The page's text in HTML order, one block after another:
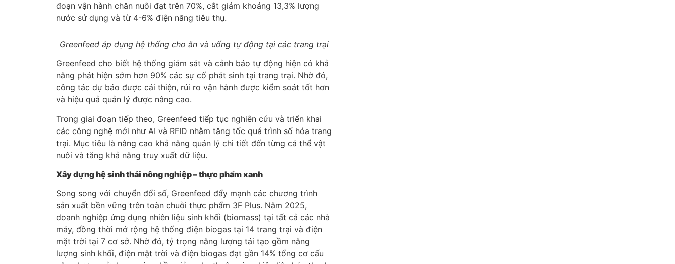
đoạn vận hành chăn nuôi đạt trên 70%, cắt giảm khoảng 13,3% lượng
nước sử dụng và từ 4-6% điện năng tiêu thụ.
Greenfeed áp dụng hệ thống cho ăn và uống tự động tại các trang trại
Greenfeed cho biết hệ thống giám sát và cảnh báo tự động hiện có khả
năng phát hiện sớm hơn 90% các sự cố phát sinh tại trang trại. Nhờ đó,
công tác dự báo được cải thiện, rủi ro vận hành được kiểm soát tốt hơn
và hiệu quả quản lý được nâng cao.
Trong giai đoạn tiếp theo, Greenfeed tiếp tục nghiên cứu và triển khai
các công nghệ mới như AI và RFID nhằm tăng tốc quá trình số hóa trang
trại. Mục tiêu là nâng cao khả năng quản lý chi tiết đến từng cá thể vật
nuôi và tăng khả năng truy xuất dữ liệu.
Xây dựng hệ sinh thái nông nghiệp – thực phẩm xanh
Song song với chuyển đổi số, Greenfeed đẩy mạnh các chương trình
sản xuất bền vững trên toàn chuỗi thực phẩm 3F Plus. Năm 2025,
doanh nghiệp ứng dụng nhiên liệu sinh khối (biomass) tại tất cả các nhà
máy, đồng thời mở rộng hệ thống điện biogas tại 14 trang trại và điện
mặt trời tại 7 cơ sở. Nhờ đó, tỷ trọng năng lượng tái tạo gồm năng
lượng sinh khối, điện mặt trời và điện biogas đạt gần 14% tổng cơ cấu